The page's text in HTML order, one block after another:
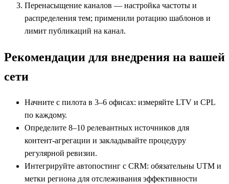
Перенасыщение каналов — настройка частоты и
распределения тем; применили ротацию шаблонов и
лимит публикаций на канал.
Рекомендации для внедрения на вашей
сети
Начните с пилота в 3–6 офисах: измеряйте LTV и CPL
по каждому.
Определите 8–10 релевантных источников для
контент‑агрегации и закладывайте процедуру
регулярной ревизии.
Интегрируйте автопостинг с CRM: обязательны UTM и
метки региона для отслеживания эффективности